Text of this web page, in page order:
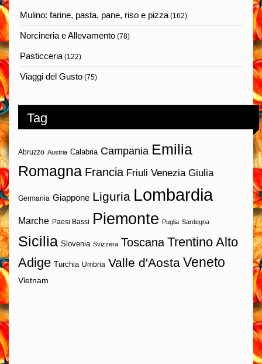
Mulino: farine, pasta, pane, riso e pizza(162)
Norcineria e Allevamento (78)
Pasticceria(122)
Viaggi del Gusto (75)
Tag
Abruzzo Austria Calabria Campania Emilia
Romagna Francia Friuli Venezia Giulia
Germania Giappone Liguria Lombardia
Marche Paesi Bassi Piemonte Puglia Sardegna
Sicilia Slovenia Svizzera Toscana Trentino Alto
Adige Turchia Umbria Valle d'Aosta Veneto
Vietnam